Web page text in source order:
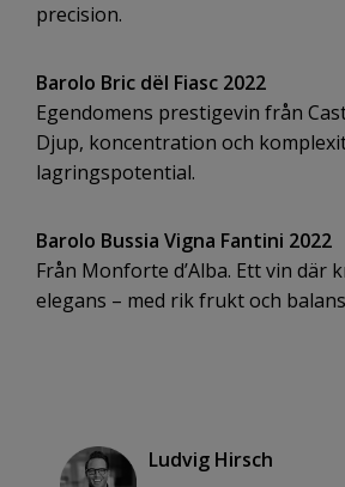
precision.
Barolo Bric dël Fiasc 2022
Egendomens prestigevin från
Djup, koncentration och
lagringspotential.
Barolo Bussia Vigna Fantini 2022
Från Monforte d’Alba. Ett vin där
elegans – med rik frukt och
Ludvig Hirsch